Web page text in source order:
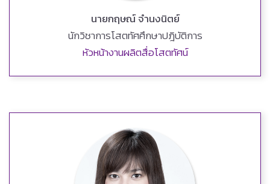
นายกฤษณ์ จำนงนิตย์
นักวิชาการโสตทัศศึกษาปฎิบัติการ
หัวหน้างานผลิตสื่อโสตทัศน์